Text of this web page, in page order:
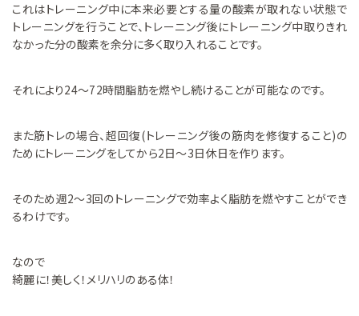
これはトレーニング中に本来必要とする量の酸素が取れない状態で
トレーニングを行うことで、トレーニング後にトレーニング中取りきれ
なかった分の酸素を余分に多く取り入れることです。
それにより24～72時間脂肪を燃やし続けることが可能なのです。
また筋トレの場合、超回復(トレーニング後の筋肉を修復すること)の
ためにトレーニングをしてから2日～3日休日を作ります。
そのため週2～3回のトレーニングで効率よく脂肪を燃やすことができ
るわけです。
なので
綺麗に！美しく！メリハリのある体！